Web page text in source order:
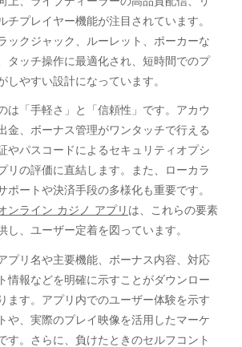
チプレイヤー機能が注目されています。
ックジャック、ルーレット、ポーカーな
タッチ操作に最適化され、短時間でのプ
しやすい設計になっています。
は「手軽さ」と「信頼性」です。アカウ
金、ボーナス管理がワンタッチで行える
やパスコードによるセキュリティオプシ
リの評価に直結します。また、ローカラ
ポートや決済手段の多様化も重要です。
ンライン カジノ アプリ は、これらの要素
し、ユーザー定着を図っています。
プリ名や主要機能、ボーナス内容、対応
情報などを明確に示すことがダウンロー
ます。アプリ内でのユーザー体験を示す
や、実際のプレイ映像を活用したマーケ
す。さらに、負けたときのセルフコント